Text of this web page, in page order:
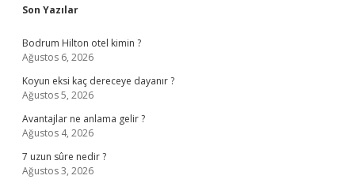
Sidebar
Son Yazılar
Bodrum Hilton otel kimin ?
Ağustos 6, 2026
Koyun eksi kaç dereceye dayanır ?
Ağustos 5, 2026
Avantajlar ne anlama gelir ?
Ağustos 4, 2026
7 uzun sûre nedir ?
Ağustos 3, 2026